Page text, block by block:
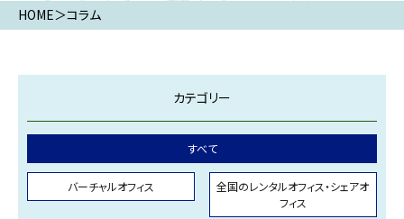
HOME＞コラム
カテゴリー
すべて
バーチャルオフィス
全国のレンタルオフィス・シェアオ
フィス